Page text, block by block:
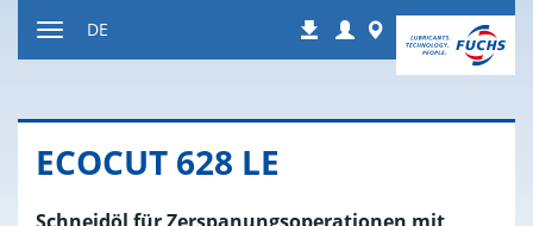
Inhalt
Downloads
Login Worldwide
DE
ECO­CUT 628 LE